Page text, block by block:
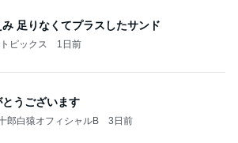
足りなくてプラスしたサンド
ピックス 1日前
とうございます
郎白猿オフィシャルB 3日前